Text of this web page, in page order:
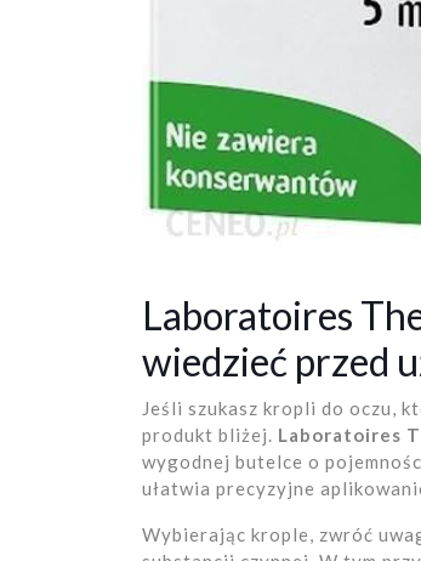
Laboratoires
wiedzieć przed
Jeśli szukasz kropli do oczu,
produkt bliżej. Laboratoires
wygodnej butelce o
ułatwia precyzyjne
Wybierając krople, zwróć